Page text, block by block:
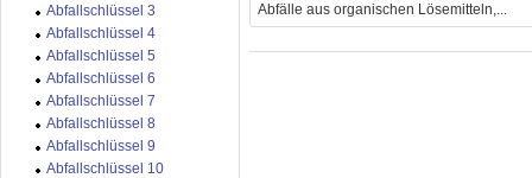
Abfälle aus organischen Lösemitteln,...
Abfallschlüssel 3
Abfallschlüssel 4
Abfallschlüssel 5
Abfallschlüssel 6
Abfallschlüssel 7
Abfallschlüssel 8
Abfallschlüssel 9
Abfallschlüssel 10